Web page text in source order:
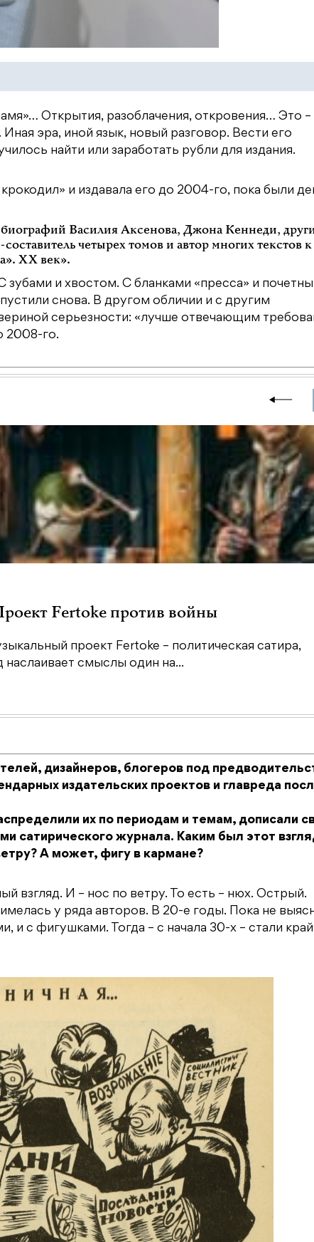
Открытия, разоблачения, откровения… Это –
эра, иной язык, новый разговор. Вести его
найти или заработать рубли для издания.
и издавала его до 2004-го, пока были
Василия Аксенова, Джона Кеннеди,
четырех томов и автор многих текстов к
ХХ век».
и хвостом. С бланками «пресса» и
снова. В другом обличии и с другим
серьезности: «лучше отвечающим
2008-го.
Fertoke против войны
проект Fertoke – политическая сатира,
смыслы один на...
дизайнеров, блогеров под
издательских проектов и главреда
их по периодам и темам, дописали
сатирического журнала. Каким был этот
А может, фигу в кармане?
взгляд. И – нос по ветру. То есть – нюх. Острый.
у ряда авторов. В 20-е годы. Пока не
и с фигушками. Тогда – с начала 30-х – стали